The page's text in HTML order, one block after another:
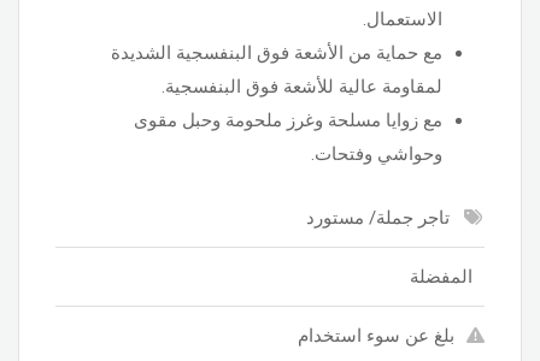
الاستعمال.
مع حماية من الأشعة فوق البنفسجية الشديدة
لمقاومة عالية للأشعة فوق البنفسجية.
مع زوايا مسلحة وغرز ملحومة وحبل مقوى
وحواشي وفتحات.
تاجر جملة/ مستورد
المفضلة
بلغ عن سوء استخدام